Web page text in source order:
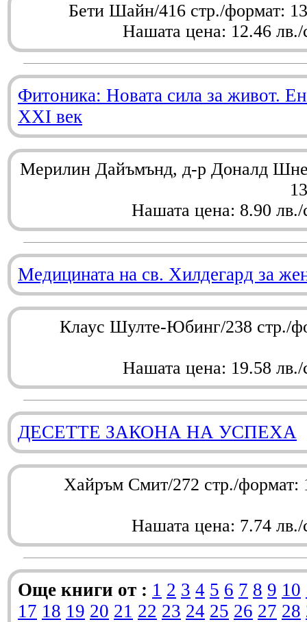
Бети Шайн/416 стр./формат:
Нашата цена: 12.46 лв./
Фитоника: Новата сила за живот.
XXI век
Мерилин Дайъмънд, д-р Доналд
Нашата цена: 8.90 лв./
Медицината на св. Хилдегард за
Клаус Шулте-Юбинг/238 стр./
Нашата цена: 19.58 лв./
ДЕСЕТТЕ ЗАКОНА НА УСПЕХА
Хайръм Смит/272 стр./
Нашата цена: 7.74 лв./
Още книги от : 1 2 3 4 5 6 7 8 9 10
17 18 19 20 21 22 23 24 25 26 27 28